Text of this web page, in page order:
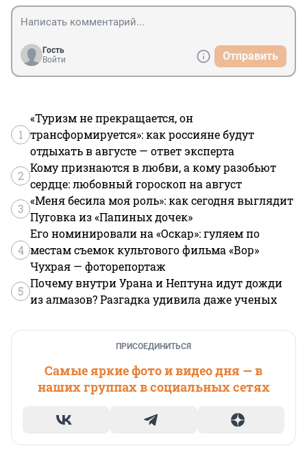
Гость
Войти
Отправить
1
«Туризм не прекращается, он
трансформируется»: как россияне будут
отдыхать в августе — ответ эксперта
2
Кому признаются в любви, а кому разобьют
сердце: любовный гороскоп на август
3
«Меня бесила моя роль»: как сегодня выглядит
Пуговка из «Папиных дочек»
4
Его номинировали на «Оскар»: гуляем по
местам съемок культового фильма «Вор»
Чухрая — фоторепортаж
5
Почему внутри Урана и Нептуна идут дожди
из алмазов? Разгадка удивила даже ученых
ПРИСОЕДИНИТЬСЯ
Самые яркие фото и видео дня — в
наших группах в социальных сетях